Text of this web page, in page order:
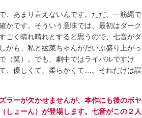
、あまり言えないんです。ただ、一筋縄で
かです。そういう意味では、最初はダーク
ごく晴れ晴れとすると思うので、七音がダ
かも、私と紘菜ちゃんがだいぶ盛り上がっ
（笑）。でも、劇中ではライバルですけ
、優しくて、柔らかくて…。それだけは誤
ラーが欠かせませんが、本作にも後のボヤ
しょーん）が登場します。七音がこの２人